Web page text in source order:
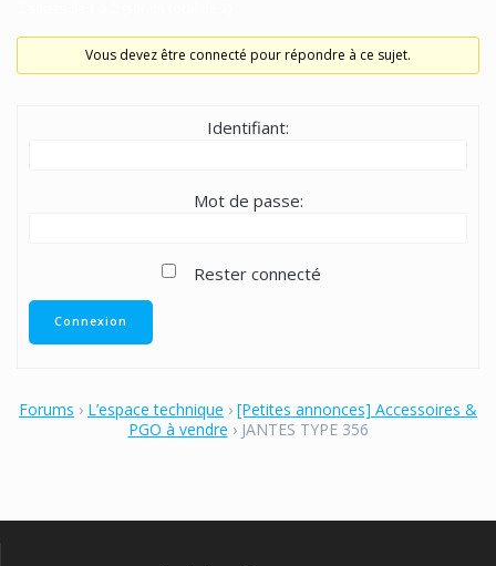
Vous devez être connecté pour répondre à ce sujet.
Identifiant:
Mot de passe:
Rester connecté
Connexion
Forums › L’espace technique › [Petites annonces] Accessoires &
PGO à vendre › JANTES TYPE 356